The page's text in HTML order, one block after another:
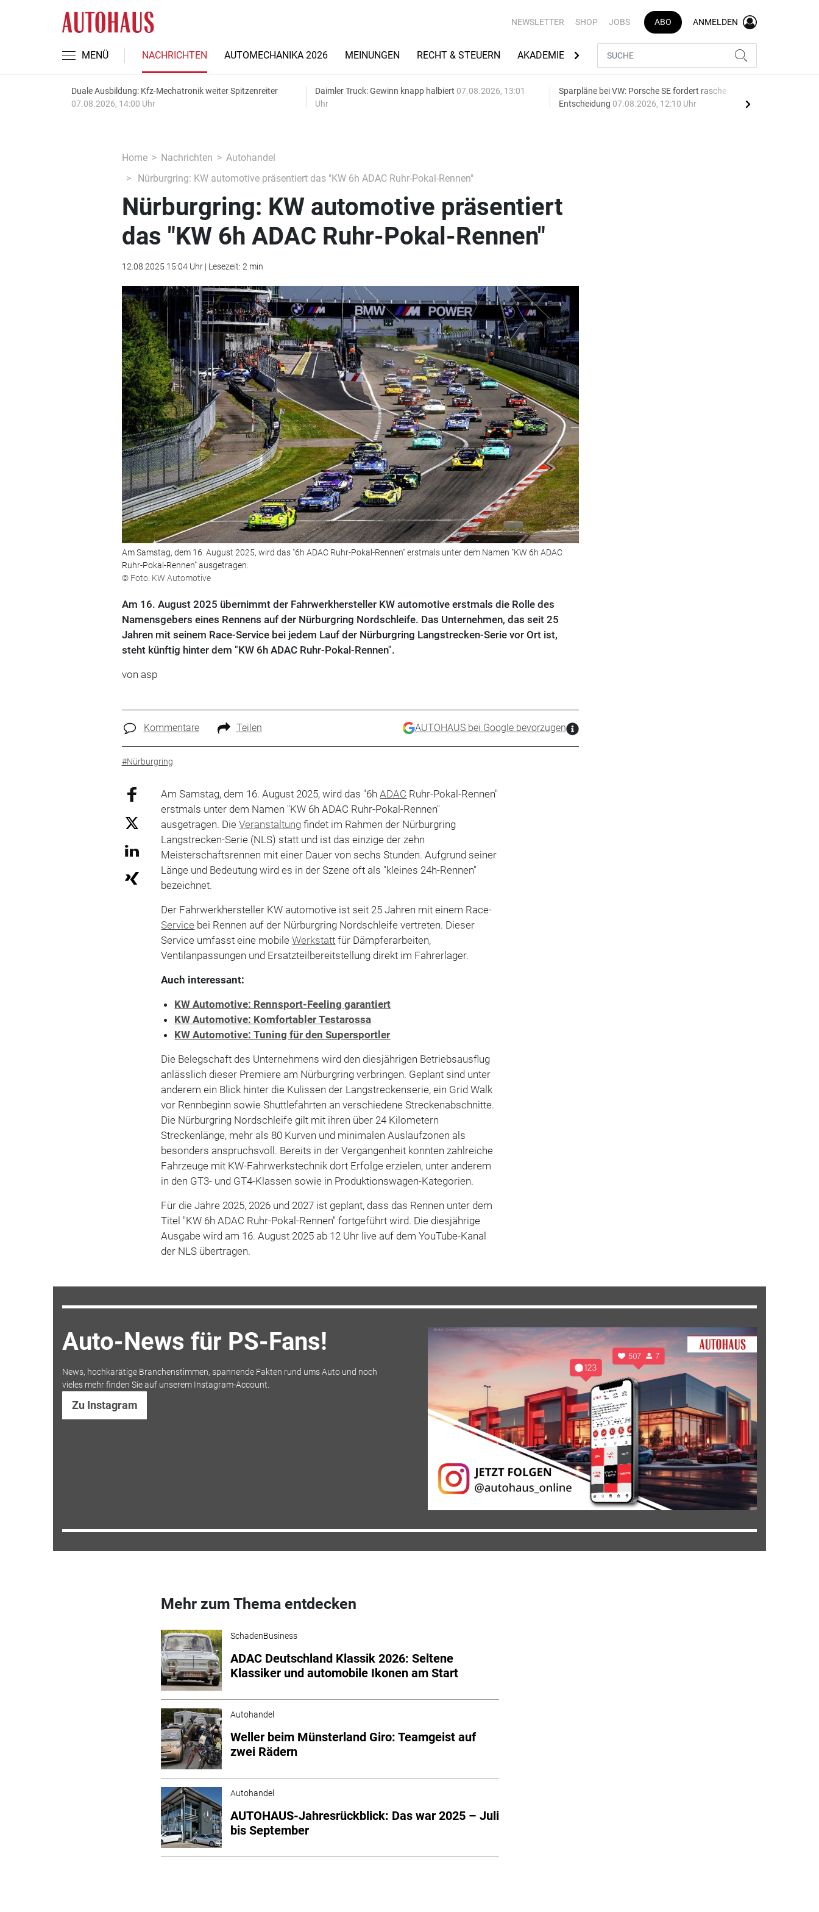
NEWSLETTER SHOP JOBS ABO ANMELDEN
MENÜ NACHRICHTEN AUTOMECHANIKA 2026 MEINUNGEN RECHT & STEUERN AKADEMIE AUTOMARKEN
Duale Ausbildung: Kfz-Mechatronik weiter Spitzenreiter
07.08.2026, 14:00 Uhr
Daimler Truck: Gewinn knapp halbiert 07.08.2026, 13:01
Uhr
Sparpläne bei VW: Porsche SE fordert rasche
Entscheidung 07.08.2026, 12:10 Uhr
Home Nachrichten
Autohandel
Nürburgring: KW automotive präsentiert das "KW 6h ADAC Ruhr-Pokal-Rennen"
Nürburgring: KW automotive präsentiert
das "KW 6h ADAC Ruhr-Pokal-Rennen"
12.08.2025 15:04 Uhr | Lesezeit: 2 min
Am Samstag, dem 16. August 2025, wird das "6h ADAC Ruhr-Pokal-Rennen" erstmals unter dem Namen "KW 6h ADAC
Ruhr-Pokal-Rennen" ausgetragen.
© Foto: KW Automotive
Am 16. August 2025 übernimmt der Fahrwerkhersteller KW automotive erstmals die Rolle des
Namensgebers eines Rennens auf der Nürburgring Nordschleife. Das Unternehmen, das seit 25
Jahren mit seinem Race-Service bei jedem Lauf der Nürburgring Langstrecken-Serie vor Ort ist,
steht künftig hinter dem "KW 6h ADAC Ruhr-Pokal-Rennen".
von asp
Kommentare Teilen AUTOHAUS bei Google bevorzugen
#Nürburgring
Am Samstag, dem 16. August 2025, wird das "6hADAC Ruhr-Pokal-Rennen"
erstmals unter dem Namen "KW 6h ADAC Ruhr-Pokal-Rennen"
ausgetragen. DieVeranstaltung findet im Rahmen der Nürburgring
Langstrecken-Serie (NLS) statt und ist das einzige der zehn
Meisterschaftsrennen mit einer Dauer von sechs Stunden. Aufgrund seiner
Länge und Bedeutung wird es in der Szene oft als "kleines 24h-Rennen"
bezeichnet.
Der Fahrwerkhersteller KW automotive ist seit 25 Jahren mit einem Race-
Service bei Rennen auf der Nürburgring Nordschleife vertreten. Dieser
Service umfasst eine mobileWerkstatt für Dämpferarbeiten,
Ventilanpassungen und Ersatzteilbereitstellung direkt im Fahrerlager.
Auch interessant:
KW Automotive: Rennsport-Feeling garantiert
KW Automotive: Komfortabler Testarossa
KW Automotive: Tuning für den Supersportler
Die Belegschaft des Unternehmens wird den diesjährigen Betriebsausflug
anlässlich dieser Premiere am Nürburgring verbringen. Geplant sind unter
anderem ein Blick hinter die Kulissen der Langstreckenserie, ein Grid Walk
vor Rennbeginn sowie Shuttlefahrten an verschiedene Streckenabschnitte.
Die Nürburgring Nordschleife gilt mit ihren über 24 Kilometern
Streckenlänge, mehr als 80 Kurven und minimalen Auslaufzonen als
besonders anspruchsvoll. Bereits in der Vergangenheit konnten zahlreiche
Fahrzeuge mit KW-Fahrwerkstechnik dort Erfolge erzielen, unter anderem
in den GT3- und GT4-Klassen sowie in Produktionswagen-Kategorien.
Für die Jahre 2025, 2026 und 2027 ist geplant, dass das Rennen unter dem
Titel "KW 6h ADAC Ruhr-Pokal-Rennen" fortgeführt wird. Die diesjährige
Ausgabe wird am 16. August 2025 ab 12 Uhr live auf dem YouTube-Kanal
der NLS übertragen.
Auto-News für PS-Fans!
News, hochkarätige Branchenstimmen, spannende Fakten rund ums Auto und noch
vieles mehr finden Sie auf unserem Instagram-Account.
Zu Instagram
Mehr zum Thema entdecken
SchadenBusiness
ADAC Deutschland Klassik 2026: Seltene
Klassiker und automobile Ikonen am Start
Autohandel
Weller beim Münsterland Giro: Teamgeist auf
zwei Rädern
Autohandel
AUTOHAUS-Jahresrückblick: Das war 2025 – Juli
bis September